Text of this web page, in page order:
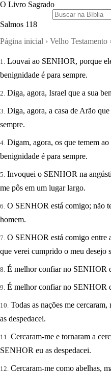
Pular
o
O Livro Sagrado
Salmos 118
Página inicial › Velho Testamento
Louvai ao SENHOR, porque
benignidade é para sempre.
Diga, agora, Israel que a sua
Diga, agora, a casa de Arão
sempre.
Digam, agora, os que temem
benignidade é para sempre.
Invoquei o SENHOR na
me pôs em um lugar largo.
O SENHOR está comigo; não
homem.
O SENHOR está comigo entre
que verei cumprido o meu desejo
É melhor confiar no SENHOR
É melhor confiar no SENHOR
Todas as nações me
as despedacei.
Cercaram-me e tornaram a
SENHOR eu as despedacei.
Cercaram-me como abelhas,